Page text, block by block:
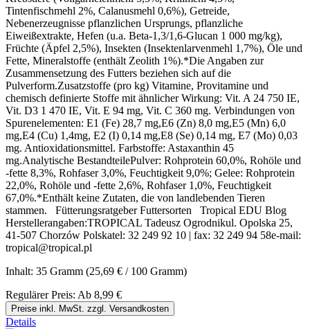
Tintenfischmehl 2%, Calanusmehl 0,6%), Getreide,
Nebenerzeugnisse pflanzlichen Ursprungs, pflanzliche
Eiweißextrakte, Hefen (u.a. Beta-1,3/1,6-Glucan 1 000 mg/kg),
Früchte (Äpfel 2,5%), Insekten (Insektenlarvenmehl 1,7%), Öle und
Fette, Mineralstoffe (enthält Zeolith 1%).*Die Angaben zur
Zusammensetzung des Futters beziehen sich auf die
Pulverform.Zusatzstoffe (pro kg) Vitamine, Provitamine und
chemisch definierte Stoffe mit ähnlicher Wirkung: Vit. A 24 750 IE,
Vit. D3 1 470 IE, Vit. E 94 mg, Vit. C 360 mg. Verbindungen von
Spurenelementen: E1 (Fe) 28,7 mg,E6 (Zn) 8,0 mg,E5 (Mn) 6,0
mg,E4 (Cu) 1,4mg, E2 (I) 0,14 mg,E8 (Se) 0,14 mg, E7 (Mo) 0,03
mg. Antioxidationsmittel. Farbstoffe: Astaxanthin 45
mg.Analytische BestandteilePulver: Rohprotein 60,0%, Rohöle und
-fette 8,3%, Rohfaser 3,0%, Feuchtigkeit 9,0%; Gelee: Rohprotein
22,0%, Rohöle und -fette 2,6%, Rohfaser 1,0%, Feuchtigkeit
67,0%.*Enthält keine Zutaten, die von landlebenden Tieren
stammen. Fütterungsratgeber Futtersorten Tropical EDU Blog
Herstellerangaben:TROPICAL Tadeusz Ogrodnikul. Opolska 25,
41-507 Chorzów Polskatel: 32 249 92 10 | fax: 32 249 94 58e-mail:
tropical@tropical.pl
Inhalt: 35 Gramm (25,69 € / 100 Gramm)
Regulärer Preis: Ab 8,99 €
Preise inkl. MwSt. zzgl. Versandkosten
Details